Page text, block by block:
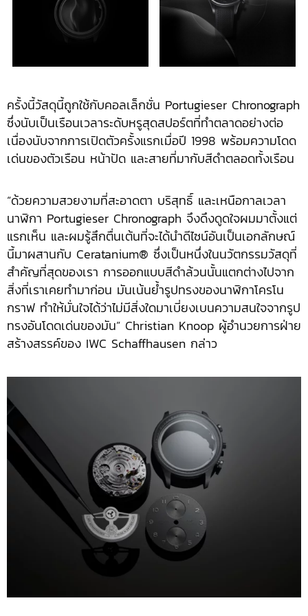
ครั้งนี้วัสดุนี้ถูกใช้กับคอลเล็กชั่น Portugieser Chronograph
ซึ่งนับเป็นเรือนเวลาระดับหรูสุดสปอร์ตที่ทำตลาดอย่างต่อ
เนื่องนับจากการเปิดตัวครั้งแรกเมื่อปี 1998 พร้อมความโดด
เด่นของตัวเรือน หน้าปัด และสายที่มากับสีดำตลอดทั้งเรือน
“ด้วยความสวยงามที่สะอาดตา บริสุทธิ์ และเหนือกาลเวลา
นาฬิกา Portugieser Chronograph จึงดึงดูดใจผมมาตั้งแต่
แรกเห็น และผมรู้สึกตื่นเต้นที่จะได้นำดีไซน์อันเป็นเอกลักษณ์
นี้มาผสานกับ Ceratanium® ซึ่งเป็นหนึ่งในนวัตกรรมวัสดุที่
สำคัญที่สุดของเรา การออกแบบสีดำล้วนนั้นแตกต่างไปจาก
สิ่งที่เราเคยทำมาก่อน มันเน้นย้ำรูปทรงของนาฬิกาโครโน
กราฟ ทำให้มั่นใจได้ว่าไม่มีสิ่งใดมาเบี่ยงเบนความสนใจจากรูป
ทรงอันโดดเด่นของมัน” Christian Knoop ผู้อำนวยการฝ่าย
สร้างสรรค์ของ IWC Schaffhausen กล่าว